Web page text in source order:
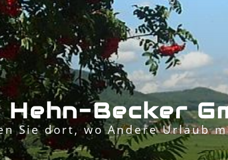
Hehn-Becker G
Sie dort, wo Andere Urlaub